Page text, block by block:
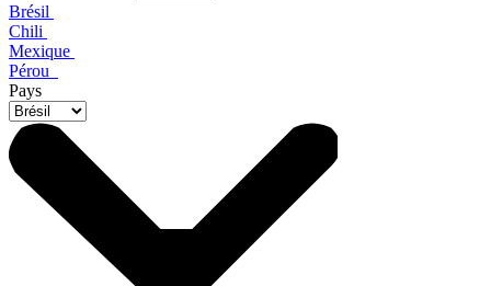
Brésil
Chili
Mexique
Pérou
Pays